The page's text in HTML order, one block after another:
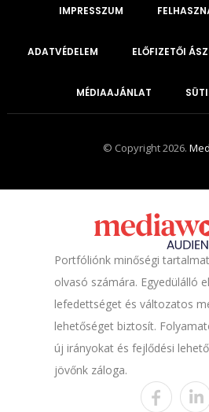
IMPRESSZUM
ADATVÉDELEM ELŐFIZETŐI
MÉDIAAJÁNLAT
© Copyright 2026.
Portfóliónk minőségi
olvasó számára. Egyedülálló
lefedettséget és változatos
lehetőséget biztosít.
új irányokat és fejlődési
jövőnk záloga.